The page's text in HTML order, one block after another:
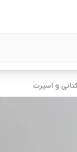
و اسپرت